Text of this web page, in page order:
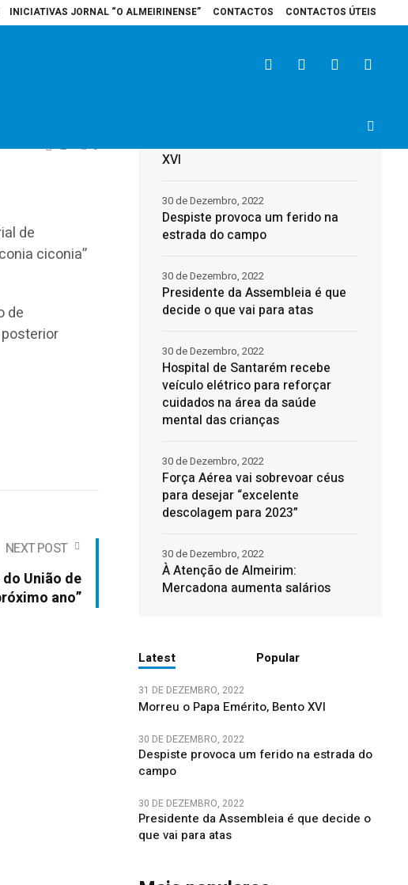
INICIATIVAS JORNAL “O ALMEIRINENSE” CONTACTOS CONTACTOS ÚTEIS
Hospital de Santarém recebe veículo elétrico para reforçar cuidados na área da
2 0
de
ciconia”
de
NEXT POST
União de
ano”
XVI
Despiste provoca um ferido na
estrada do campo
30 de Dezembro, 2022
Presidente da Assembleia é que
decide o que vai para atas
30 de Dezembro, 2022
Hospital de Santarém recebe
veículo elétrico para reforçar
cuidados na área da saúde
mental das crianças
30 de Dezembro, 2022
Força Aérea vai sobrevoar céus
para desejar “excelente
descolagem para 2023”
30 de Dezembro, 2022
À Atenção de Almeirim:
Mercadona aumenta salários
30 de Dezembro, 2022
Latest Popular
31 DE DEZEMBRO, 2022
Morreu o Papa Emérito, Bento XVI
30 DE DEZEMBRO, 2022
Despiste provoca um ferido na estrada do
campo
30 DE DEZEMBRO, 2022
Presidente da Assembleia é que decide o
que vai para atas